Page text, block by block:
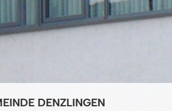
DENZLINGEN